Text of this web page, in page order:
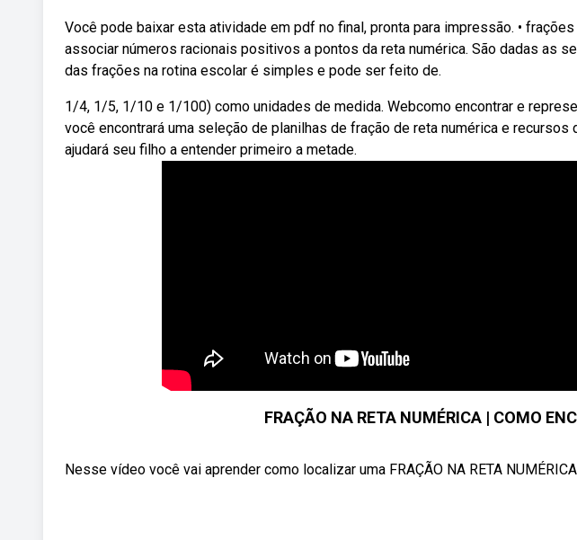
Você pode baixar esta atividade em pdf no final, pronta para impressão. •
associar números racionais positivos a pontos da reta numérica. São dadas as
das frações na rotina escolar é simples e pode ser feito de.
1/4, 1/5, 1/10 e 1/100) como unidades de medida. Webcomo encontrar e
você encontrará uma seleção de planilhas de fração de reta numérica e
ajudará seu filho a entender primeiro a metade.
FRAÇÃO NA RETA NUMÉRICA | COMO
Nesse vídeo você vai aprender como localizar uma FRAÇÃO NA RETA